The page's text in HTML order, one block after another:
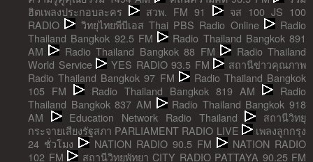
ฮิตเพลงประกอบละคร
สวพ. FM 91
จส 100 JS 100
RADIO
วิทยุไทยพีบีเอส Thai PBS Radio Online
Radio
Thailand Bangkok 92.5 FM
Radio Thailand Bangkok 891
AM
Radio Thailand Bangkok 88 FM
Radio Thailand
World Service
YES RADIO 93.5 FM
สถานีข่าวคุณภาพ
Radio Thailand Bangkok 97 FM
Radio Thailand Bangkok
105 FM
Radio Thailand Bangkok 819 AM
Radio
Thailand Bangkok 837 AM
Radio Thailand Bangkok 918
AM
Education Network Radio Thailand
สถานีวิทยุ
กระจายเสียงรัฐสภา PARLIAMENT RADIO LIVE
เพลงลูกกรุง
24 ชั่วโมง
NATION RADIO 90.5 FM
NATION RADIO
102 FM
สถานีวิทยุพัทยา CITY RADIO PATTAYA 90.25 FM